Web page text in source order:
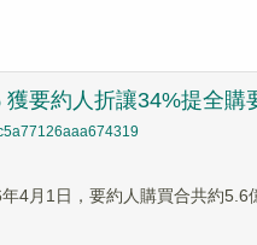
要約人折讓34%提全購
4月1日，要約人購買合共約